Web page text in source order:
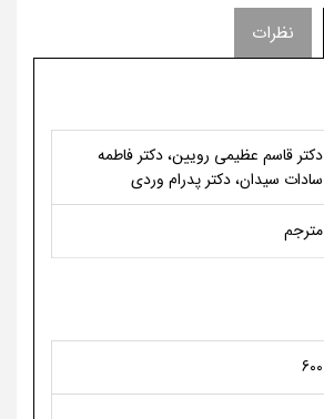
نظرات
دکتر قاسم عظیمی رویین، دکتر فاطمه
سادات سیدان، دکتر پدرام وردی
مترجم
600